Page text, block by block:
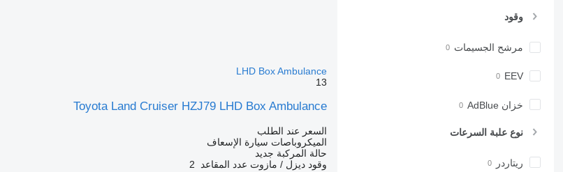
وقود
مرشح الجسيمات
EEV
خزان AdBlue
نوع علبة السرعات
ريتاردر
LHD Box Ambulance
13
Toyota Land Cruiser HZJ79 LHD Box Ambulance
السعر عند الطلب
الميكروباصات سيارة الإسعاف
حالة المركبة جديد
وقود ديزل / مازوت عدد المقاعد
2